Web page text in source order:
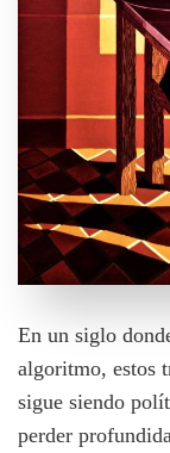
En un siglo
algoritmo, estos
sigue siendo
perder